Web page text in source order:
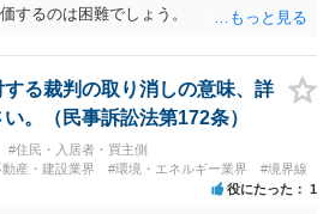
するのは困難でしょう。
る裁判の取り消しの意味、詳
。（民事訴訟法第172条）
#住民・入居者・買主側
動産・建設業界 #環境・エネルギー業界 #境界線
役にたった 1